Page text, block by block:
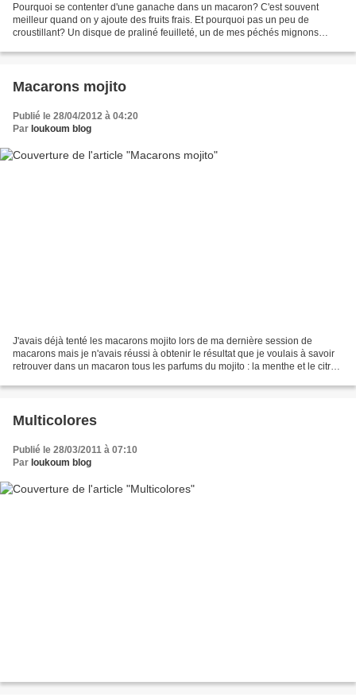
Pourquoi se contenter d'une ganache dans un macaron? C'est souvent
meilleur quand on y ajoute des fruits frais. Et pourquoi pas un peu de
croustillant? Un disque de praliné feuilleté, un de mes péchés mignons
Macarons mojito
Publié le 28/04/2012 à 04:20
Par loukoum blog
J'avais déjà tenté les macarons mojito lors de ma dernière session de
macarons mais je n'avais réussi à obtenir le résultat que je voulais à savoir
retrouver dans un macaron tous les parfums du mojito : la menthe et le citron
Multicolores
Publié le 28/03/2011 à 07:10
Par loukoum blog